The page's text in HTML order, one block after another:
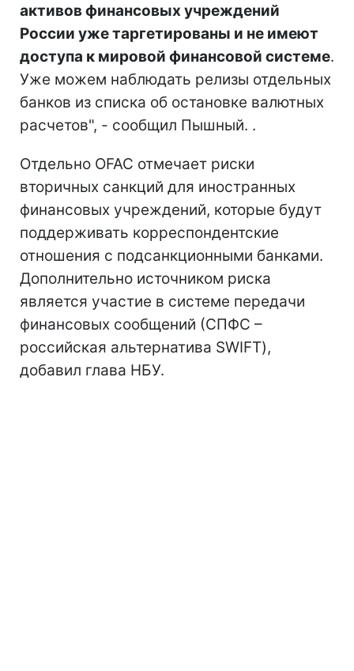
активов финансовых учреждений
России уже таргетированы и не имеют
доступа к мировой финансовой системе.
Уже можем наблюдать релизы отдельных
банков из списка об остановке валютных
расчетов", - сообщил Пышный. .
Отдельно OFAC отмечает риски
вторичных санкций для иностранных
финансовых учреждений, которые будут
поддерживать корреспондентские
отношения с подсанкционными банками.
Дополнительно источником риска
является участие в системе передачи
финансовых сообщений (СПФС –
российская альтернатива SWIFT),
добавил глава НБУ.